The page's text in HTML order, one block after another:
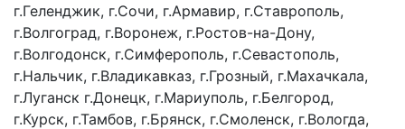
г.Геленджик, г.Сочи, г.Армавир, г.Ставрополь,
г.Волгоград, г.Воронеж, г.Ростов-на-Дону,
г.Волгодонск, г.Симферополь, г.Севастополь,
г.Нальчик, г.Владикавказ, г.Грозный, г.Махачкала,
г.Луганск г.Донецк, г.Мариуполь, г.Белгород,
г.Курск, г.Тамбов, г.Брянск, г.Смоленск, г.Вологда,